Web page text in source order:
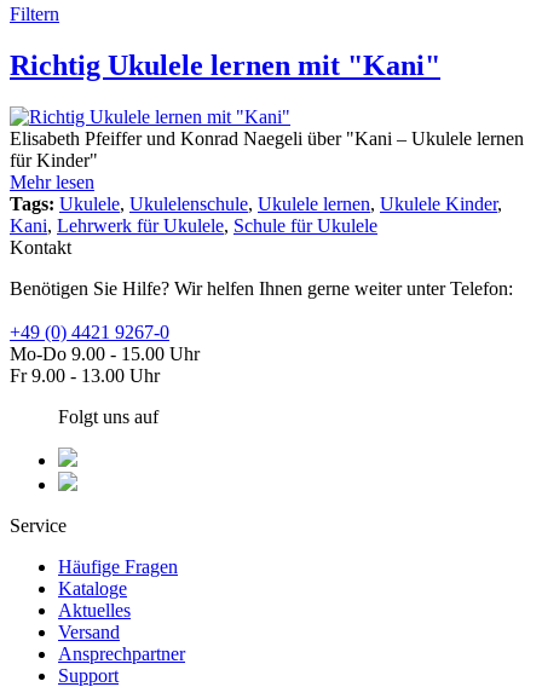
Filtern
Richtig Ukulele lernen mit "Kani"
Elisabeth Pfeiffer und Konrad Naegeli über "Kani – Ukulele lernen
für Kinder"
Mehr lesen
Tags: Ukulele, Ukulelenschule, Ukulele lernen, Ukulele Kinder,
Kani, Lehrwerk für Ukulele, Schule für Ukulele
Kontakt
Benötigen Sie Hilfe? Wir helfen Ihnen gerne weiter unter Telefon:
+49 (0) 4421 9267-0
Mo-Do 9.00 - 15.00 Uhr
Fr 9.00 - 13.00 Uhr
Folgt uns auf
Service
Häufige Fragen
Kataloge
Aktuelles
Versand
Ansprechpartner
Support